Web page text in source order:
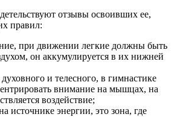
отзывы освоивших ее,
правил:
при движении легкие должны быть
он аккумулируется в их нижней
и телесного, в гимнастике
внимание на мышцах, на
воздействие;
источнике энергии, это зона, где